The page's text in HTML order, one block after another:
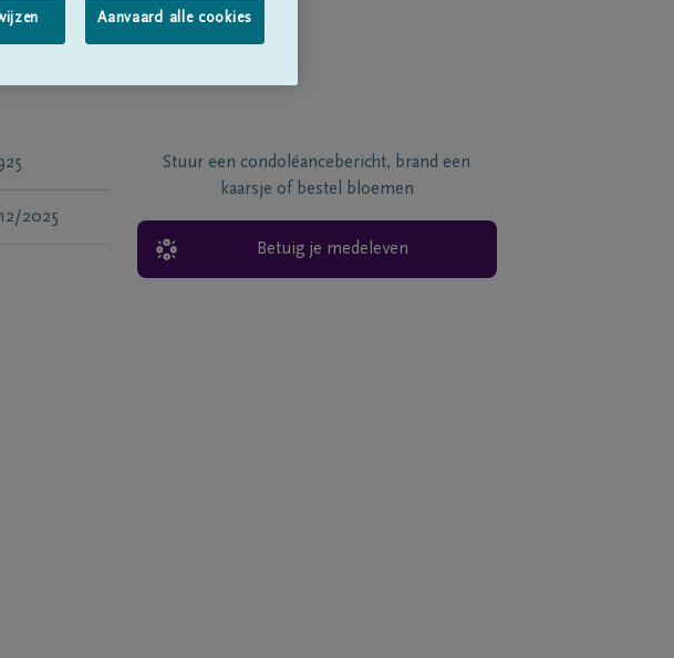
2025
Stuur een condoléancebericht, brand een
kaarsje of bestel bloemen
Betuig je medeleven
Aanvaard alle cookies